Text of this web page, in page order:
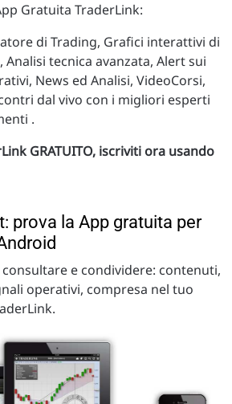
Gratuita TraderLink:
di Trading, Grafici interattivi di
tecnica avanzata, Alert sui
News ed Analisi, VideoCorsi,
dal vivo con i migliori esperti
.
GRATUITO, iscriviti ora usando
prova la App gratuita per
e condividere: contenuti,
operativi, compresa nel tuo